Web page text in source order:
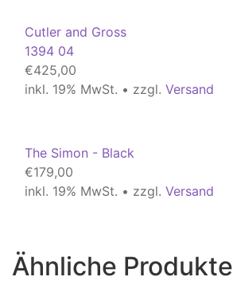
Cutler and Gross
1394 04
€425,00
inkl. 19% MwSt. • zzgl. Versand
The Simon - Black
€179,00
inkl. 19% MwSt. • zzgl. Versand
Ähnliche Produkte